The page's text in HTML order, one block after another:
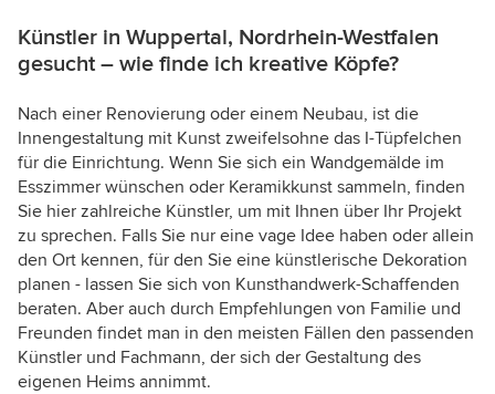
Künstler in Wuppertal, Nordrhein-Westfalen
gesucht – wie finde ich kreative Köpfe?
Nach einer Renovierung oder einem Neubau, ist die
Innengestaltung mit Kunst zweifelsohne das I-Tüpfelchen
für die Einrichtung. Wenn Sie sich ein Wandgemälde im
Esszimmer wünschen oder Keramikkunst sammeln, finden
Sie hier zahlreiche Künstler, um mit Ihnen über Ihr Projekt
zu sprechen. Falls Sie nur eine vage Idee haben oder allein
den Ort kennen, für den Sie eine künstlerische Dekoration
planen - lassen Sie sich von Kunsthandwerk-Schaffenden
beraten. Aber auch durch Empfehlungen von Familie und
Freunden findet man in den meisten Fällen den passenden
Künstler und Fachmann, der sich der Gestaltung des
eigenen Heims annimmt.